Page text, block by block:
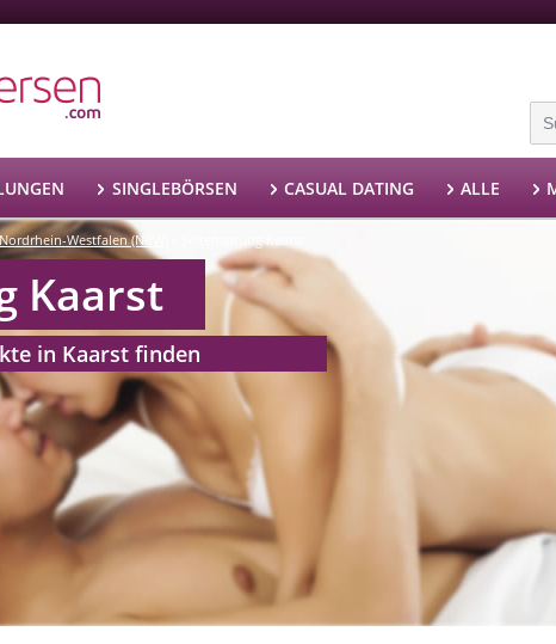
SINGLEBÖRSEN CASUAL DATING ALLE
Westfalen (NRW) Seitensprung Kaarst
Kaarst
in Kaarst finden